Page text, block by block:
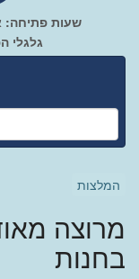
שעות פתיחה:
גלגלי הפלדה 19
המלצות
מרוצה
בחנות